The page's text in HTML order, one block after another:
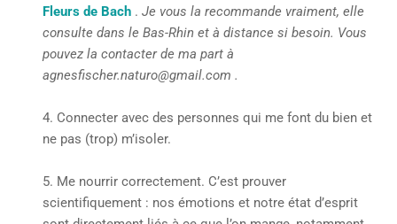
Fleurs de Bach .Je vous la recommande vraiment, elle
consulte dans le Bas-Rhin et à distance si besoin. Vous
pouvez la contacter de ma part à
agnesfischer.naturo@gmail.com .
Connecter avec des personnes qui me font du bien et
ne pas (trop) m’isoler.
Me nourrir correctement. C’est prouver
scientifiquement : nos émotions et notre état d’esprit